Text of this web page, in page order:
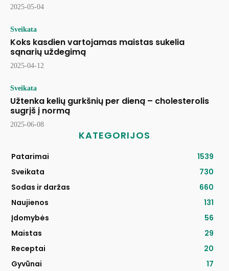
2025-05-04
Sveikata
Koks kasdien vartojamas maistas sukelia
sąnarių uždegimą
2025-04-12
Sveikata
Užtenka kelių gurkšnių per dieną – cholesterolis
sugrįš į normą
2025-06-08
KATEGORIJOS
Patarimai
1539
Sveikata
730
Sodas ir daržas
660
Naujienos
131
Įdomybės
56
Maistas
29
Receptai
20
Gyvūnai
17